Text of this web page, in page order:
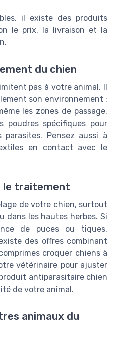
il existe des produits
le prix, la livraison et la
du chien
pas à votre animal. Il
son environnement :
les zones de passage.
poudres spécifiques pour
Pensez aussi à
en contact avec le
le traitement
de votre chien, surtout
dans les hautes herbes. Si
de puces ou tiques,
des offres combinant
croquer chiens à
vétérinaire pour ajuster
antiparasitaire chien
de votre animal.
animaux du